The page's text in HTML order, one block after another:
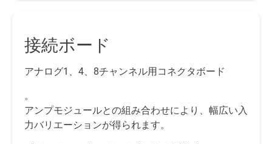
接続ボード
アナログ1、4、8チャンネル用コネクタボード
。
アンプモジュールとの組み合わせにより、幅広い入
力バリエーションが得られます。